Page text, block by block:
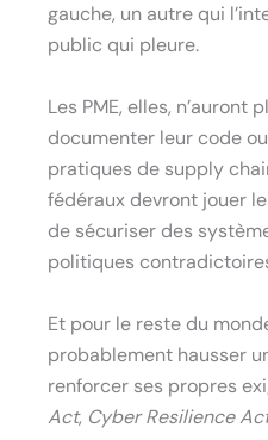
gauche, un autre qui
public qui pleure.
Les PME, elles, n’auront
documenter leur code
pratiques de supply
fédéraux devront jouer
de sécuriser des
politiques
Et pour le reste du
probablement hausser
renforcer ses propres
Act, Cyber Resilience